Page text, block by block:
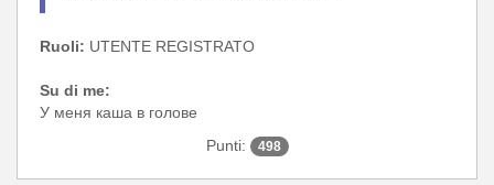
Ruoli: UTENTE REGISTRATO
Su di me:
У меня каша в голове
Punti:
498